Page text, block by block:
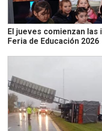
El jueves comienzan
Feria de Educación 2026